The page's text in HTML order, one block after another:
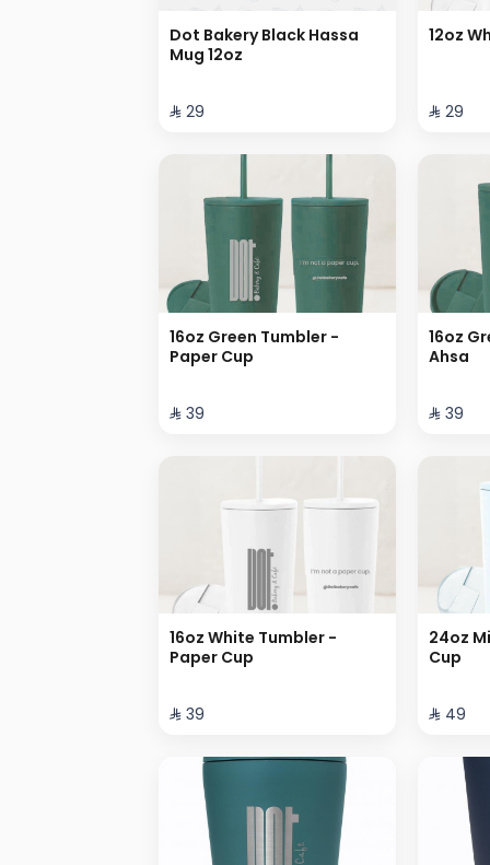
Dot Bakery Black Hassa
Mug 12oz
⁨⁦‪‬ 29⁩
12oz
⁨⁦‪‬ 29⁩
16oz Green Tumbler -
Paper Cup
⁨⁦‪‬ 39⁩
16oz
Ahsa
⁨⁦‪‬ 39⁩
16oz White Tumbler -
Paper Cup
⁨⁦‪‬ 39⁩
24oz
Cup
⁨⁦‪‬ 49⁩